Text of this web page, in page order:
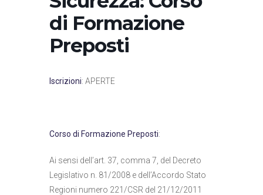
di Formazione
Preposti
Iscrizioni: APERTE
Corso di Formazione Preposti:
Ai sensi dell’art. 37, comma 7, del Decreto
Legislativo n. 81/2008 e dell’Accordo Stato
Regioni numero 221/CSR del 21/12/2011